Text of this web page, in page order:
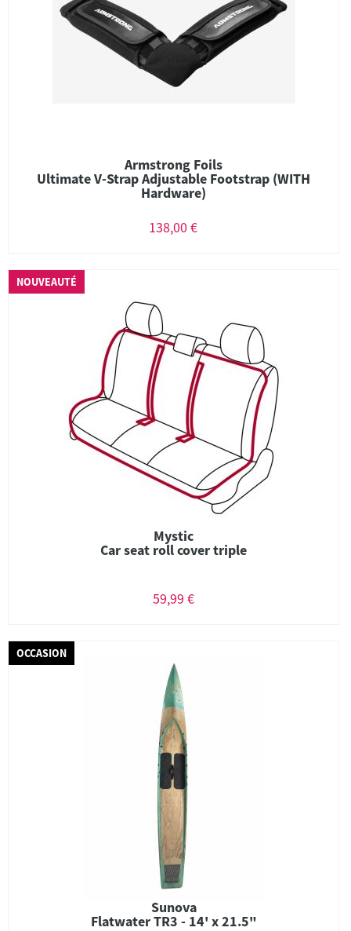
Armstrong Foils
Ultimate V-Strap Adjustable Footstrap (WITH
Hardware)
138,00 €
NOUVEAUTÉ
Mystic
Car seat roll cover triple
59,99 €
OCCASION
Sunova
Flatwater TR3 - 14' x 21.5"